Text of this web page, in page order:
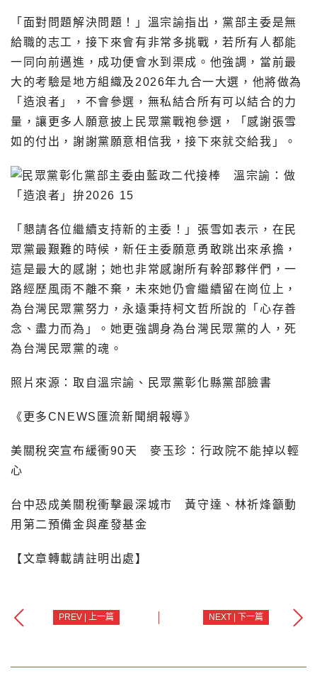
「面對問題解決問題！」溫宗諭指出，黨部主委是無
給職的志工，接下來會有非常多挑戰，若所有人都能
一同向前邁進，成功便會水到渠成。他強調，當前最
大的考驗是地方組織及2026年九合一大選，他將做為
「造浪者」，不會參選，無私結合所有可以結合的力
量，讓更多人願意披上民眾黨戰袍參選，「感謝張雪
如的付出，謝謝黨願意相信我，接下來就交給我」。
「懇請各位繼續支持新的主委！」張雪如表示，在民
眾黨最艱難的時候，新任主委願意勇敢跳出來承擔，
這是最大的感謝；她也非常感謝所有幹部夥伴們，一
路經歷風雨不離不棄，未來她仍會繼續留在崗位上，
為台灣民眾黨努力，永遠秉持柯文哲所說的「心存善
念、盡力而為」。她更強調身為台灣民眾黨的人，死
為台灣民眾黨的魂。
照片來源：取自溫宗諭、民眾黨彰化縣黨部臉書
《更多CNEWS匯流新聞網報導》
美關稅突宣布緩衝90天 麥玉珍：行政院不能掉以輕
心
台中恐成美關稅衝擊最深城市 黃守達、林祈烽籲動
用第二預備金與產發基金
【文章轉載請註明出處】
PREV | 上一篇 NEXT | 下一篇